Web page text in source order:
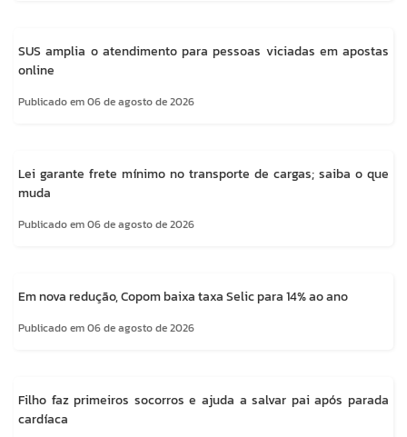
SUS amplia o atendimento para pessoas viciadas em apostas
online
Publicado em 06 de agosto de 2026
Lei garante frete mínimo no transporte de cargas; saiba o que
muda
Publicado em 06 de agosto de 2026
Em nova redução, Copom baixa taxa Selic para 14% ao ano
Publicado em 06 de agosto de 2026
Filho faz primeiros socorros e ajuda a salvar pai após parada
cardíaca